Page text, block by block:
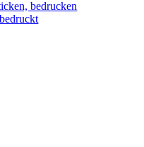
bedrucken